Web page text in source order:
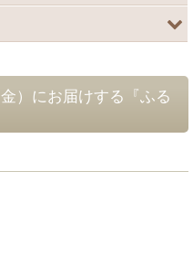
）にお届けする『ふる